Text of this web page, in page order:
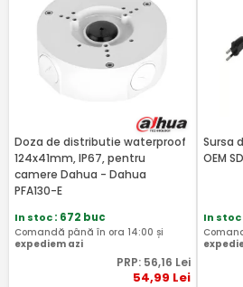
Doza de distributie waterproof
124x41mm, IP67, pentru
camere Dahua - Dahua
PFA130-E
In stoc: 672 buc
Comandă până în ora 14:00 și
expediem azi
PRP: 56,16 Lei
54,99 Lei
Sursa
OEM
In stoc